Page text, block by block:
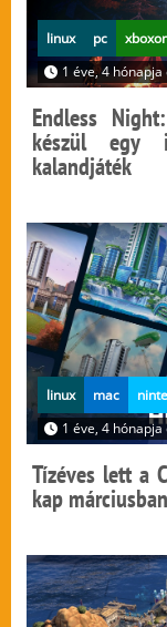
linux pc
1 éve, 4 hónapja
Endless
készül egy
kalandjáték
linux mac
1 éve, 4 hónapja
Tízéves lett a
kap márciusban